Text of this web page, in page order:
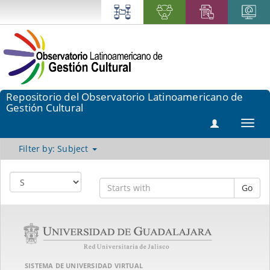
Repositorio del Observatorio Latinoamericano de
Gestión Cultural
Filter by: Subject
Go
SISTEMA DE UNIVERSIDAD VIRTUAL